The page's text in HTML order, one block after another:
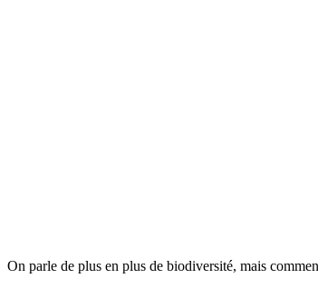
On parle de plus en plus de biodiversité, mais